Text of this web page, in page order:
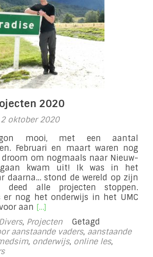
2020
2 oktober 2020
mooi, met een aantal
Februari en maart waren nog
om nogmaals naar Nieuw-
kwam uit! Ik was in het
daarna… stond de wereld op zijn
deed alle projecten stoppen.
er nog het onderwijs in het UMC
aan Lees
meer
overNieuwe
projecten
2020
[…]
Divers, Projecten
Getagd
aanstaande vaders, aanstaande
, onderwijs, online les,